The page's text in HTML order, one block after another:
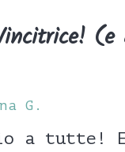
G.
a tutte!